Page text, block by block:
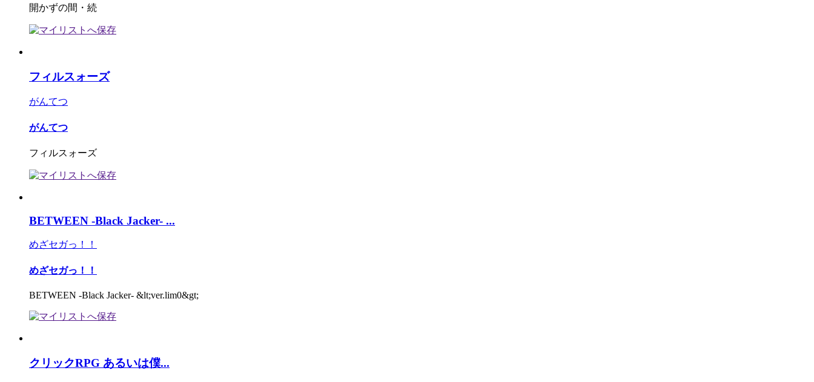
開かずの間・続
フィルスォーズ
がんてつ
がんてつ
フィルスォーズ
BETWEEN -Black Jacker- ...
めざセガっ！！
めざセガっ！！
BETWEEN -Black Jacker- &lt;ver.lim0&gt;
クリックRPG あるいは僕...